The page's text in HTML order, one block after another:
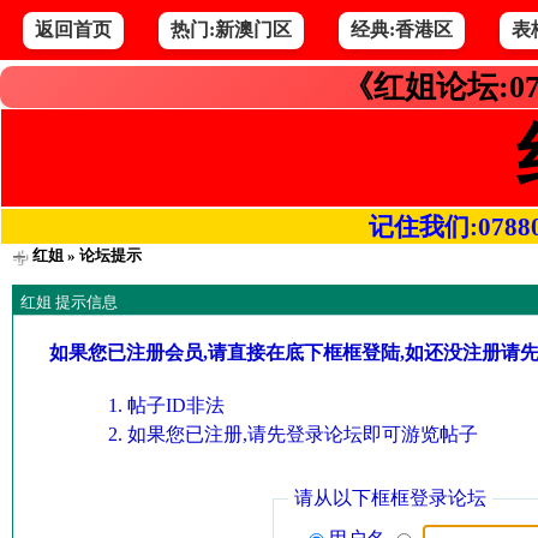
返回首页 热门:新澳门区 经典:香港区 表
《红姐论坛
记住我们
红姐» 论坛提示
红姐 提示信息
如果您已注册会员,请直接在底下框框登陆,如还没注册请
帖子ID非法
如果您已注册,请先登录论坛即可游览帖子
请从以下框框登录论坛